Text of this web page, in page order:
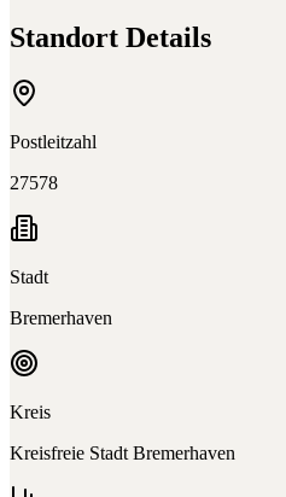
Standort Details
Postleitzahl
27578
Stadt
Bremerhaven
Kreis
Kreisfreie Stadt Bremerhaven